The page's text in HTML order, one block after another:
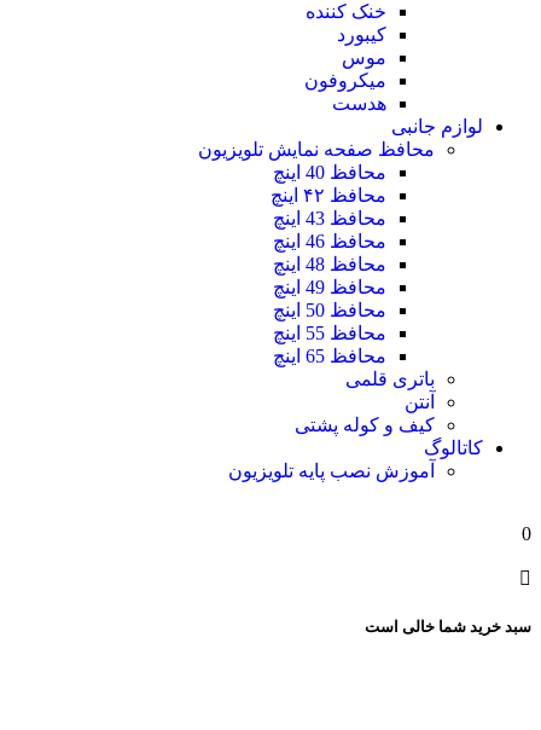
خنک کننده
کیبورد
موس
میکروفون
هدست
لوازم جانبی
محافظ صفحه نمایش تلویزیون
محافظ 40 اینچ
محافظ ۴۲ اینچ
محافظ 43 اینچ
محافظ 46 اینچ
محافظ 48 اینچ
محافظ 49 اینچ
محافظ 50 اینچ
محافظ 55 اینچ
محافظ 65 اینچ
باتری قلمی
آنتن
کیف و کوله پشتی
کاتالوگ
آموزش نصب پایه تلویزیون
0
سبد خرید شما خالی است